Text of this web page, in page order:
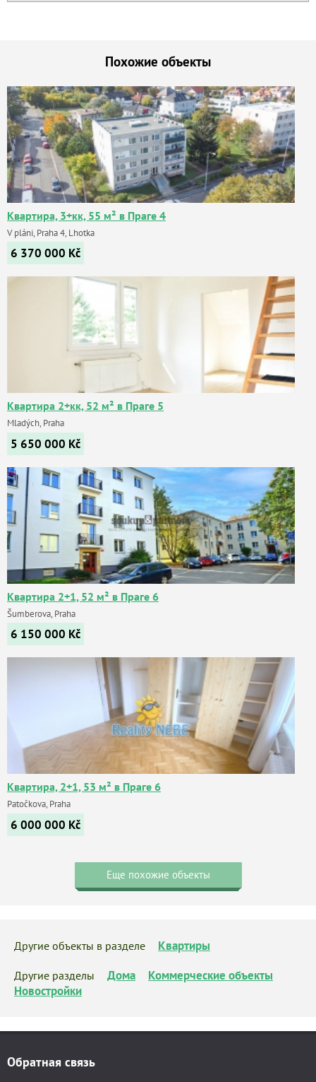
Похожие объекты
Квартира, 3+кк, 55 м² в Праге 4
V pláni, Praha 4, Lhotka
6 370 000 Kč
Квартира 2+кк, 52 м² в Праге 5
Mladých, Praha
5 650 000 Kč
Квартира 2+1, 52 м² в Праге 6
Šumberova, Praha
6 150 000 Kč
Квартира, 2+1, 53 м² в Праге 6
Patočkova, Praha
6 000 000 Kč
Еще похожие объекты
Другие объекты в разделе Квартиры
Другие разделы Дома
Коммерческие объекты
Новостройки
Обратная связь